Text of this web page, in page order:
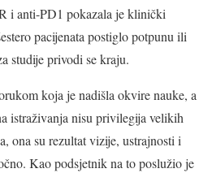
i anti-PD1 pokazala je klinički
pacijenata postiglo potpunu ili
studije privodi se kraju.
koja je nadišla okvire nauke, a
istraživanja nisu privilegija velikih
ona su rezultat vizije, ustrajnosti i
Kao podsjetnik na to poslužio je